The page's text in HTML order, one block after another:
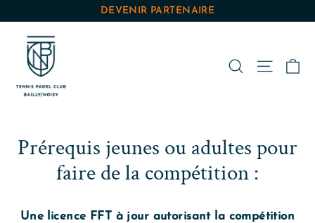
contenu
DEVENIR PARTENAIRE
Rechercher
Prérequis jeunes ou adultes pour
faire de la compétition :
Une licence FFT à jour autorisant la compétition